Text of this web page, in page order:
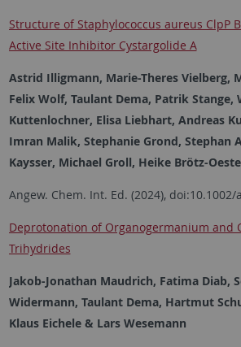
Structure of Staphylococcus aureus ClpP
Active Site Inhibitor Cystargolide A
Astrid Illigmann, Marie-Theres Vielberg,
Felix Wolf, Taulant Dema, Patrik Stange,
Kuttenlochner, Elisa Liebhart, Andreas
Imran Malik, Stephanie Grond, Stephan
Kaysser, Michael Groll, Heike Brötz-
Angew. Chem. Int. Ed. (2024), doi:10.1002/
Deprotonation of Organogermanium and
Trihydrides
Jakob-Jonathan Maudrich, Fatima Diab,
Widermann, Taulant Dema, Hartmut
Klaus Eichele & Lars Wesemann